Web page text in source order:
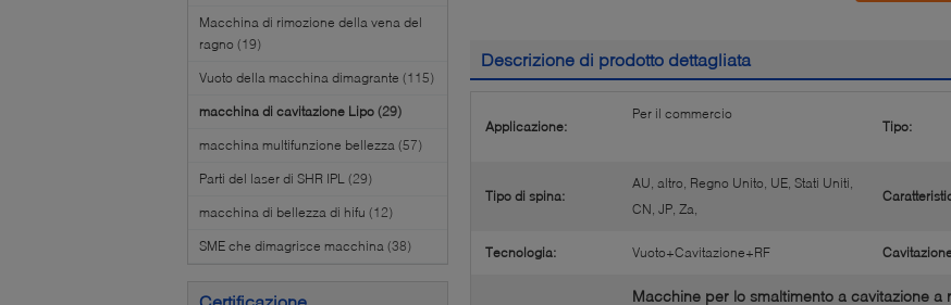
Macchina di rimozione della vena del
ragno (19)
Vuoto della macchina dimagrante (115)
macchina di cavitazione Lipo (29)
macchina multifunzione bellezza (57)
Parti del laser di SHR IPL (29)
macchina di bellezza di hifu (12)
SME che dimagrisce macchina (38)
Descrizione di prodotto dettagliata
Applicazione:
Per il commercio
Tipo:
Tipo di spina:
AU, altro, Regno Unito, UE, Stati Uniti,
CN, JP, Za,
Tecnologia: Vuoto+Cavitazione+RF
Macchine per lo smaltimento a cavitazione a